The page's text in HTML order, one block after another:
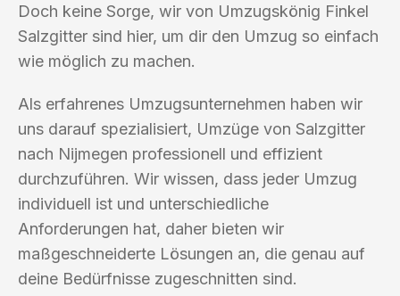
Doch keine Sorge, wir von Umzugskönig Finkel
Salzgitter sind hier, um dir den Umzug so einfach
wie möglich zu machen.
Als erfahrenes Umzugsunternehmen haben wir
uns darauf spezialisiert, Umzüge von Salzgitter
nach Nijmegen professionell und effizient
durchzuführen. Wir wissen, dass jeder Umzug
individuell ist und unterschiedliche
Anforderungen hat, daher bieten wir
maßgeschneiderte Lösungen an, die genau auf
deine Bedürfnisse zugeschnitten sind.